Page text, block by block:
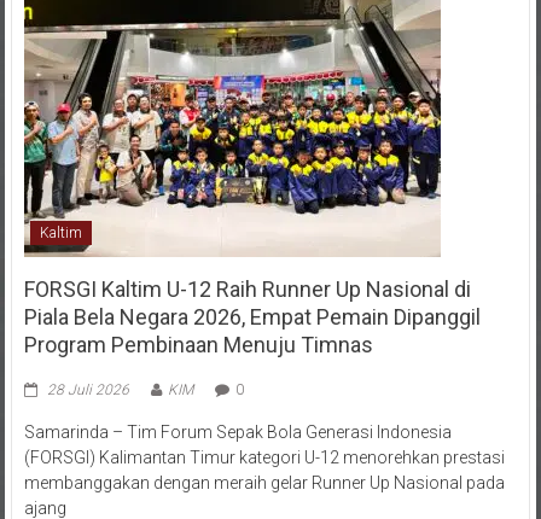
Kaltim
FORSGI Kaltim U-12 Raih Runner Up Nasional di
Piala Bela Negara 2026, Empat Pemain Dipanggil
Program Pembinaan Menuju Timnas
28 Juli 2026 KIM 0
Samarinda – Tim Forum Sepak Bola Generasi Indonesia
(FORSGI) Kalimantan Timur kategori U-12 menorehkan prestasi
membanggakan dengan meraih gelar Runner Up Nasional pada
ajang